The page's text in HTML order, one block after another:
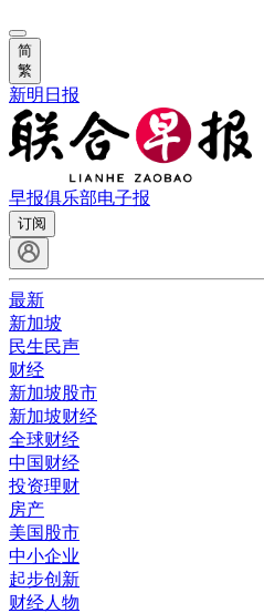
简
繁
新明日报
早报俱乐部电子报
订阅
最新
新加坡
民生民声
财经
新加坡股市
新加坡财经
全球财经
中国财经
投资理财
房产
美国股市
中小企业
起步创新
财经人物